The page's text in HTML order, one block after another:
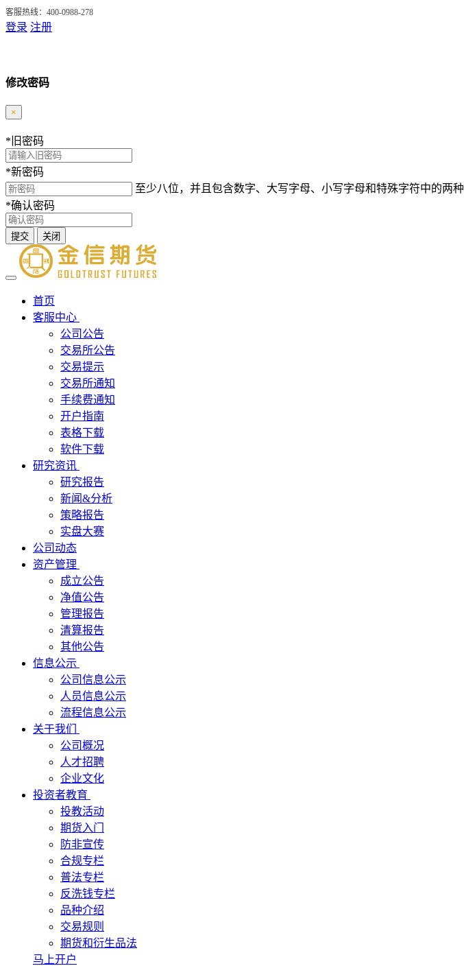
客服热线：400-0988-278
登录 注册
修改密码
×
* 旧密码
*新密码
至少八位，并且包含数字、大写字母、小写字母和特殊字符中的两种
*确认密码
提交 关闭
首页
客服中心
公司公告
交易所公告
交易提示
交易所通知
手续费通知
开户指南
表格下载
软件下载
研究资讯
研究报告
新闻&分析
策略报告
实盘大赛
公司动态
资产管理
成立公告
净值公告
管理报告
清算报告
其他公告
信息公示
公司信息公示
人员信息公示
流程信息公示
关于我们
公司概况
人才招聘
企业文化
投资者教育
投教活动
期货入门
防非宣传
合规专栏
普法专栏
反洗钱专栏
品种介绍
交易规则
期货和衍生品法
马上开户